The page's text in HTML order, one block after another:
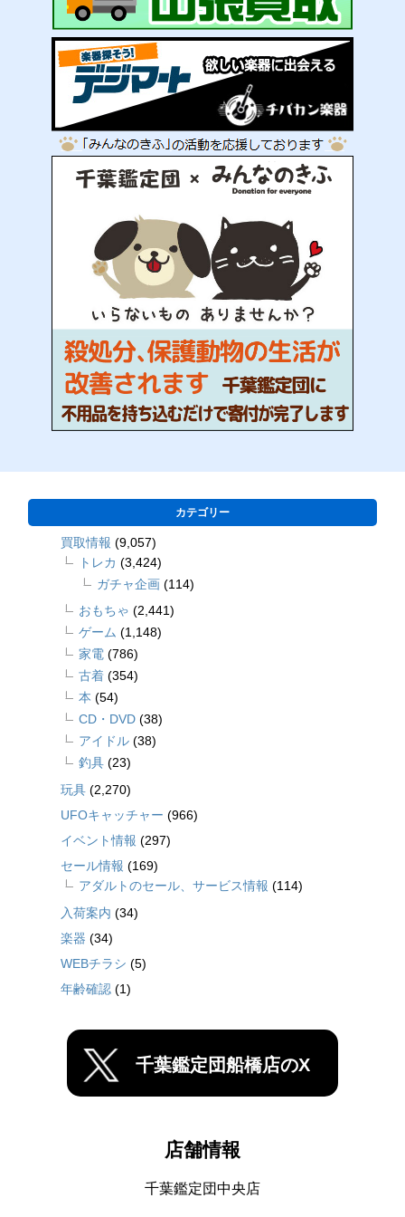
カテゴリー
買取情報 (9,057)
トレカ (3,424)
ガチャ企画 (114)
おもちゃ (2,441)
ゲーム (1,148)
家電 (786)
古着 (354)
本 (54)
CD・DVD (38)
アイドル (38)
釣具 (23)
玩具 (2,270)
UFOキャッチャー (966)
イベント情報 (297)
セール情報 (169)
アダルトのセール、サービス情報 (114)
入荷案内 (34)
楽器 (34)
WEBチラシ (5)
年齢確認 (1)
千葉鑑定団船橋店のX
店舗情報
千葉鑑定団中央店